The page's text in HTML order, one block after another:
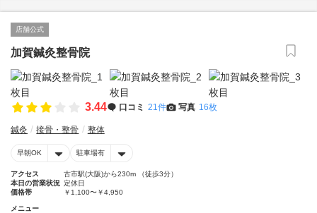
店舗公式
加賀鍼灸整骨院
3.44 口コミ 21件 写真 16枚
鍼灸 接骨・整骨 整体
早朝OK 駐車場有
アクセス
古市駅(大阪)から230m （徒歩3分）
本日の営業状況 定休日
価格帯
￥1,100〜￥4,950
メニュー